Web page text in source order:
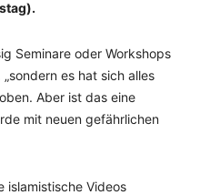
Seminare oder Workshops
es hat sich alles
Aber ist das eine
mit neuen gefährlichen
islamistische Videos